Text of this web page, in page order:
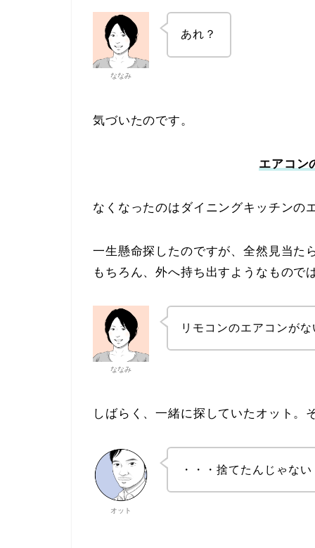
ななみ
あれ？
気づいたのです。
エアコン
なくなったのはダイニングキッチンの
一生懸命探したのですが、全然見当た
もちろん、外へ持ち出すようなもので
ななみ
リモコンのエアコンが
しばらく、一緒に探していたオット。
オット
・・・捨てたんじゃな